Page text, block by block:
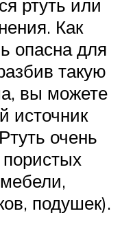
ртуть или
Как
опасна для
такую
вы можете
источник
очень
пористых
подушек).